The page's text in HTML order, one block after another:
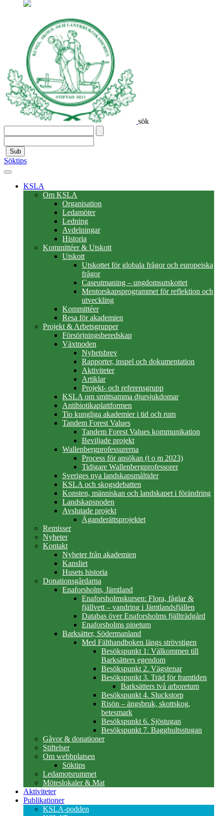
sök
Sub
Söktips
KSLA
Om KSLA
Organisation
Ledamöter
Ledning
Avdelningar
Historia
Kommittéer & Utskott
Utskott
Utskottet för globala frågor och europeiska
frågor
Caseutmaning – ungdomsutskottet
Mentorskapsprogrammet för reflektion och
utveckling
Kommittéer
Resa för akademien
Projekt & Arbetsgrupper
Försörjningsberedskap
Växtnoden
Nyhetsbrev
Rapporter, inspel och dokumentation
Aktiviteter
Artiklar
Projekt- och referensgrupp
KSLA om smittsamma djursjukdomar
Antibiotikaplattformen
Tio kungliga akademier i tid och rum
Tandem Forest Values
Tandem Forest Values kommunikation
Beviljade projekt
Wallenbergprofessurerna
Process för ansökan (t o m 2023)
Tidigare Wallenbergprofessorer
Sveriges nya landskapsmåltider
KSLA och skogsdebatten
Konsten, människan och landskapet i förändring
Landskapsnoden
Avslutade projekt
Äganderättsprojektet
Remisser
Nyheter
Kontakt
Nyheter från akademien
Kansliet
Husets historia
Donationsgårdarna
Enaforsholm, Jämtland
Enaforsholmskursen: Flora, fåglar &
fjällvett – vandring i Jämtlandsfjällen
Databas över Enaforsholms fjällträdgård
Enaforsholms pinetum
Barksätter, Södermanland
Med Fälthandboken längs strövstigen
Besökspunkt 1: Välkommen till
Barksätters egendom
Besökspunkt 2. Vägstenar
Besökspunkt 3. Träd för framtiden
Barksätters två arboretum
Besökspunkt 4. Sluckstorp
Risön – ängsbruk, skottskog,
betesmark
Besökspunkt 6. Sjöstugan
Besökspunkt 7. Bagghultsstugan
Gåvor & donationer
Stiftelser
Om webbplatsen
Söktips
Ledamotsrummet
Möteslokaler & Mat
Aktiviteter
Publikationer
KSLA-podden